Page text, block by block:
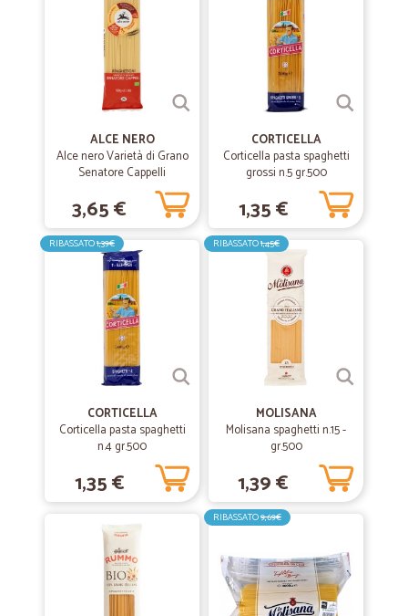
ALCE NERO
Alce nero Varietà di Grano
Senatore Cappelli
Spaghettoni Bio 500 gr.
3,65 €
CORTICELLA
Corticella pasta spaghetti
grossi n.5 gr.500
1,35 €
RIBASSATO1,39€
CORTICELLA
Corticella pasta spaghetti
n.4 gr.500
1,35 €
RIBASSATO1,45€
MOLISANA
Molisana spaghetti n.15 -
gr.500
1,39 €
RIBASSATO9,69€